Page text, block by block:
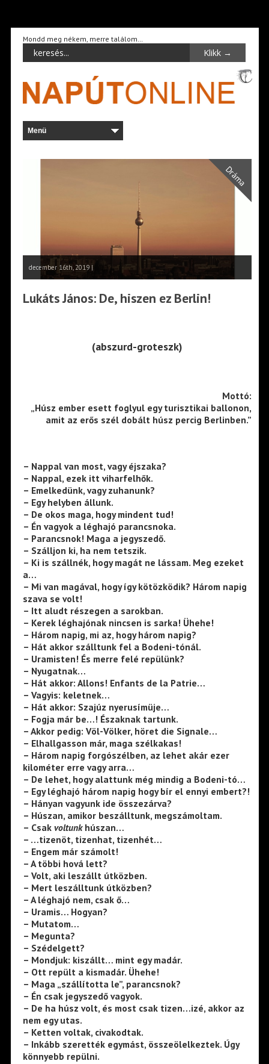
Mondd meg nékem, merre találom…
Dráma
december 16th, 2019 |
Lukáts János: De, hiszen ez Berlin!
(abszurd-groteszk)
Mottó:
„Húsz ember esett foglyul egy turisztikai ballonon,
amit az erős szél dobált húsz percig Berlinben.”
– Nappal van most, vagy éjszaka?
– Nappal, ezek itt viharfelhők.
– Emelkedünk, vagy zuhanunk?
– Egy helyben állunk.
– De okos maga, hogy mindent tud!
– Én vagyok a léghajó parancsnoka.
– Parancsnok! Maga a jegyszedő.
– Szálljon ki, ha nem tetszik.
– Ki is szállnék, hogy magát ne lássam. Meg ezeket
a…
– Mi van magával, hogy így kötözködik? Három napig
szava se volt!
– Itt aludt részegen a sarokban.
– Kerek léghajónak nincsen is sarka! Ühehe!
– Három napig, mi az, hogy három napig?
– Hát akkor szálltunk fel a Bodeni-tónál.
– Uramisten! És merre felé repülünk?
– Nyugatnak…
– Hát akkor: Allons! Enfants de la Patrie…
– Vagyis: keletnek…
– Hát akkor: Szajúz nyerusímüje…
– Fogja már be…! Északnak tartunk.
– Akkor pedig: Völ-Völker, höret die Signale…
– Elhallgasson már, maga szélkakas!
– Három napig forgószélben, az lehet akár ezer
kilométer erre vagy arra…
– De lehet, hogy alattunk még mindig a Bodeni-tó…
– Egy léghajó három napig hogy bír el ennyi embert?!
– Hányan vagyunk ide összezárva?
– Húszan, amikor beszálltunk, megszámoltam.
– Csak voltunkhúszan…
– …tizenöt, tizenhat, tizenhét…
– Engem már számolt!
– A többi hová lett?
– Volt, aki leszállt útközben.
– Mert leszálltunk útközben?
– A léghajó nem, csak ő…
– Uramis… Hogyan?
– Mutatom…
– Megunta?
– Szédelgett?
– Mondjuk: kiszállt… mint egy madár.
– Ott repült a kismadár. Ühehe!
– Maga „szállította le”, parancsnok?
– Én csak jegyszedő vagyok.
– De ha húsz volt, és most csak tizen…izé, akkor az
nem egy utas.
– Ketten voltak, civakodtak.
– Inkább szerették egymást, összeölelkeztek. Úgy
könnyebb repülni.